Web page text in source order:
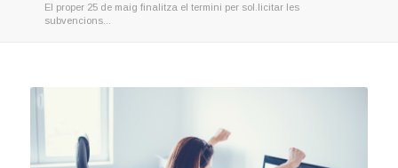
El proper 25 de maig finalitza el termini per sol.licitar les
subvencions...